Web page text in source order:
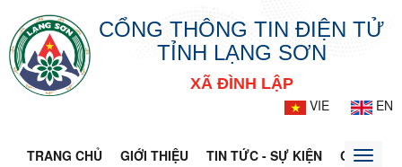
CỔNG THÔNG TIN ĐIỆN TỬ
TỈNH LẠNG SƠN
XÃ ĐÌNH LẬP
VIE
EN
TRANG CHỦ GIỚI THIỆU TIN TỨC - SỰ KIỆN CỔNGToggle